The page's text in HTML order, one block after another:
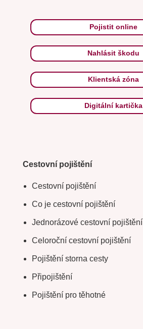
Pojistit online
Nahlásit škodu
Klientská zóna
Digitální kartička
Cestovní pojištění
Cestovní pojištění
Co je cestovní pojištění
Jednorázové cestovní pojištění
Celoroční cestovní pojištění
Pojištění storna cesty
Připojištění
Pojištění pro těhotné